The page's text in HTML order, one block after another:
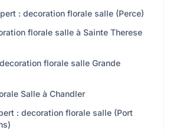
: decoration florale salle (Perce)
florale salle à Sainte Therese
florale salle Grande
Salle à Chandler
: decoration florale salle (Port